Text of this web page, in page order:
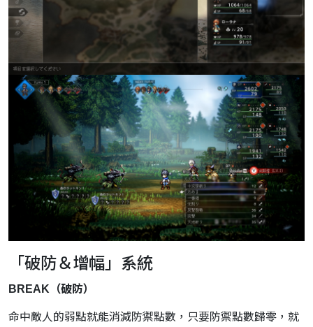
「破防＆增幅」系統
BREAK（破防）
命中敵人的弱點就能消減防禦點數，只要防禦點數歸零，就